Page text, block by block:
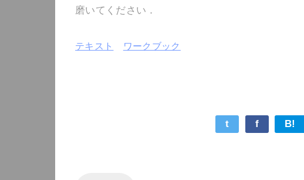
磨いてください．
テキスト ワークブック
t f B!